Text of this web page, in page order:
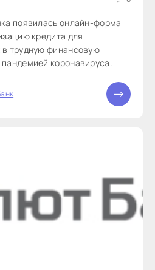
появилась онлайн-форма
кредита для
трудную финансовую
коронавируса.